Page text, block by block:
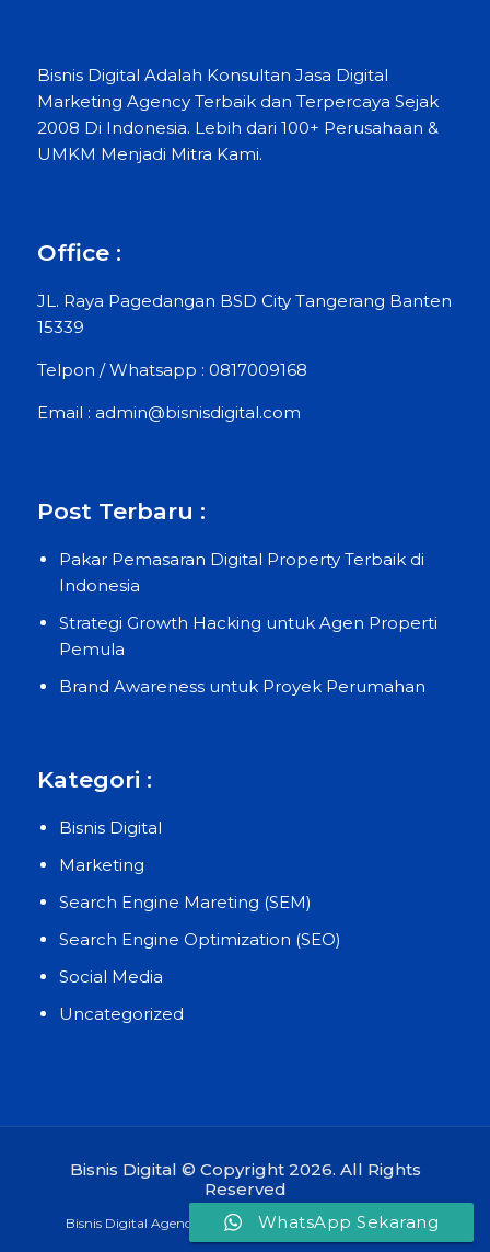
Bisnis Digital Adalah Konsultan Jasa Digital
Marketing Agency Terbaik dan Terpercaya Sejak
2008 Di Indonesia. Lebih dari 100+ Perusahaan &
UMKM Menjadi Mitra Kami.
Office :
JL. Raya Pagedangan BSD City Tangerang Banten
15339
Telpon / Whatsapp : 0817009168
Email : admin@bisnisdigital.com
Post Terbaru :
Pakar Pemasaran Digital Property Terbaik di
Indonesia
Strategi Growth Hacking untuk Agen Properti
Pemula
Brand Awareness untuk Proyek Perumahan
Kategori :
Bisnis Digital
Marketing
Search Engine Mareting (SEM)
Search Engine Optimization (SEO)
Social Media
Uncategorized
Bisnis Digital © Copyright 2026. All Rights
Reserved
Bisnis Digital Agency Terbaik dan Terpercaya di Indonesia
WhatsApp Sekarang